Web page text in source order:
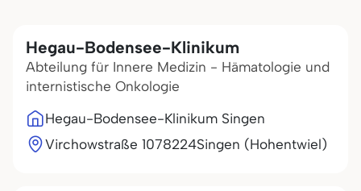
Hegau-Bodensee-Klinikum
Abteilung für Innere Medizin - Hämatologie und
internistische Onkologie
Hegau-Bodensee-Klinikum Singen
Virchowstraße 1078224Singen (Hohentwiel)